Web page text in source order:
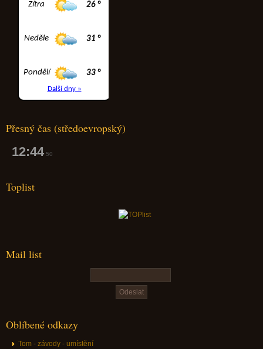
Přesný čas (středoevropský)
12:44 51
Toplist
Mail list
Oblíbené odkazy
Tom - závody - umístění